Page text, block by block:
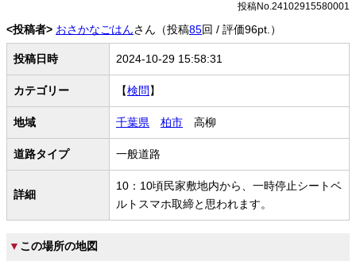
投稿No.24102915580001
<投稿者> おさかなごはんさん（投稿85回 / 評価96pt.）
投稿日時 2024-10-29 15:58:31
カテゴリー 【検問 】
地域 千葉県 柏市 高柳
道路タイプ 一般道路
詳細
10：10頃民家敷地内から、一時停止シートベ
ルトスマホ取締と思われます。
▼ この場所の地図